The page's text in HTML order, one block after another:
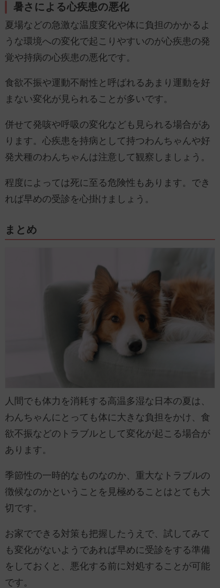
暑さによる心疾患の悪化
夏場などの急激な温度変化や体に負担のかかるよ
うな環境への変化で起こりやすいのが心疾患の発
覚や持病の心疾患の悪化です。
食欲不振や運動不耐性と呼ばれるあまり運動を好
まない変化が見られることが多いです。
併せて発咳や呼吸の変化なども見られる場合があ
ります。心疾患を持病として持つわんちゃんや好
発犬種のわんちゃんは注意して観察しましょう。
程度によっては死に至る危険性もあります。でき
れば早めの受診を心掛けましょう。
まとめ
人間でも体力を消耗する高温多湿な日本の夏は、
わんちゃんにとっても体に大きな負担をかけ、食
欲不振などのトラブルとして変化が起こる場合が
あります。
季節性の一時的なものなのか、重大なトラブルの
徴候なのかということを見極めることはとても大
切です。
お家でできる対策も把握したうえで、試してみて
も変化がないようであれば早めに受診をする準備
をしておくと、悪化する前に対処することが可能
です。